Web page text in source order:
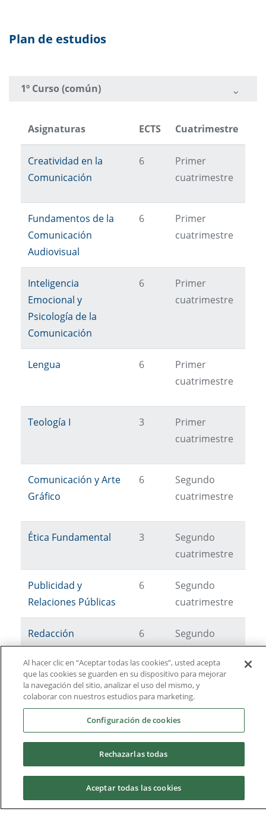
Plan de estudios
1º Curso (común)
Asignaturas ECTS Cuatrimestre
Creatividad en la
Comunicación
6
Primer
cuatrimestre
Fundamentos de la
Comunicación
Audiovisual
6
Primer
cuatrimestre
Inteligencia
Emocional y
Psicología de la
Comunicación
6
Primer
cuatrimestre
Lengua 6
Primer
cuatrimestre
Teología I 3
Primer
cuatrimestre
Comunicación y Arte
Gráfico
6
Segundo
cuatrimestre
Ética Fundamental 3
Segundo
cuatrimestre
Publicidad y
Relaciones Públicas
6
Segundo
cuatrimestre
Redacción
Periodística
6
Segundo
cuatrimestre
Sociología de la
Comunicación
6
Segundo
cuatrimestre
Tecnología I: Medios
impresos
6
Segundo
cuatrimestre
2º Curso (Común)
Al hacer clic en “Aceptar todas las cookies”, usted acepta
que las cookies se guarden en su dispositivo para mejorar
la navegación del sitio, analizar el uso del mismo, y
colaborar con nuestros estudios para marketing.
Configuración de cookies
Rechazarlas todas
Aceptar todas las cookies